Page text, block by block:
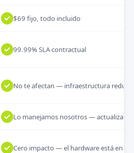
$69 fijo, todo incluido
99.99% SLA contractual
No te afectan — infraestructura
Lo manejamos nosotros —
Cero impacto — el hardware está en